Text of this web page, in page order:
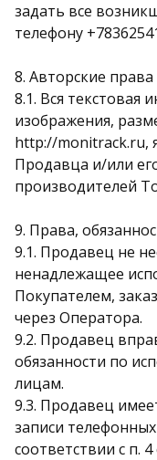
задать все
телефону
8. Авторские права
8.1. Вся текстовая
изображения,
http://monitrack.ru,
Продавца и/или
производителей
9. Права,
9.1. Продавец не
ненадлежащее
Покупателем,
через Оператора.
9.2. Продавец
обязанности по
лицам.
9.3. Продавец
записи
соответствии с п.